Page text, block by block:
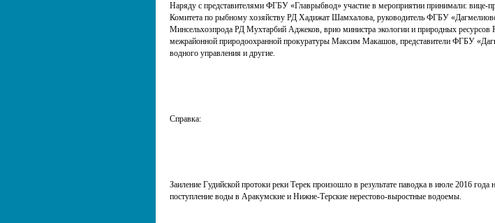
Наряду с представителями ФГБУ «Главрыбвод» участие в мероприятии принимали: вице-
Комитета по рыбному хозяйству РД Хадижат Шамхалова, руководитель ФГБУ
Минсельхозпрода РД Мухтарбий Аджеков, врио министра экологии и природных ресурсов
межрайонной природоохранной прокуратуры Максим Макашов, представители ФГБУ
водного управления и другие.
Справка:
Заиление Гудийской протоки реки Терек произошло в результате паводка в июле 2016 года
поступление воды в Аракумские и Нижне-Терские нерестово-выростные водоемы.